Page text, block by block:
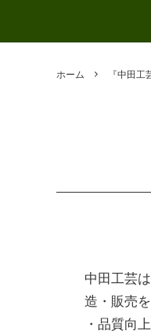
ホーム 『中田工
中田工芸
造・販売
・品質向上